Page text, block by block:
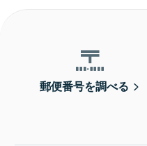
郵便番号を調べる